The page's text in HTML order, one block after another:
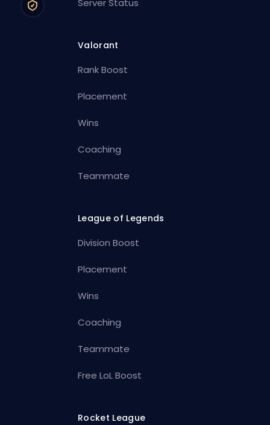
Server Status
Valorant
Rank Boost
Placement
Wins
Coaching
Teammate
League of Legends
Division Boost
Placement
Wins
Coaching
Teammate
Free LoL Boost
Rocket League